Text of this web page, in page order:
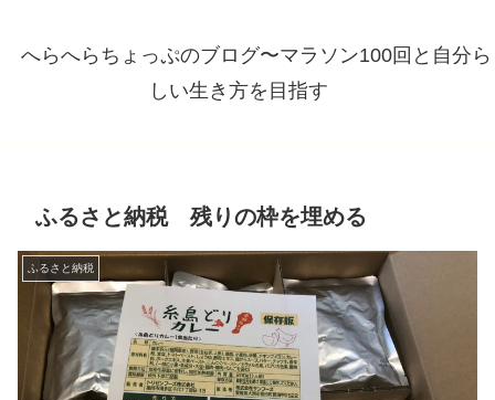
へらへらちょっぷのブログ〜マラソン100回と自分ら
しい生き方を目指す
ふるさと納税 残りの枠を埋める
ふるさと納税